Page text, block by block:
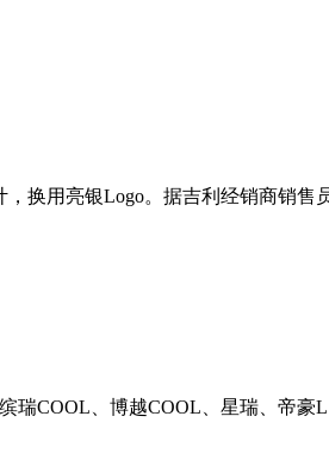
换用亮银Logo。据吉利经销商销
瑞COOL、博越COOL、星瑞、帝